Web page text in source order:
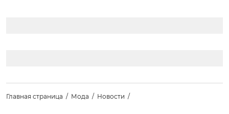
Главная страница Мода Новости